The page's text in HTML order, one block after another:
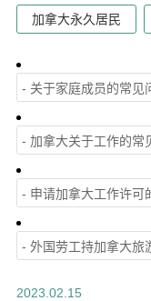
加拿大永久居民
- 关于家庭成员的常见
- 加拿大关于工作的常
- 申请加拿大工作许可
- 外国劳工持加拿大旅
2023.02.15